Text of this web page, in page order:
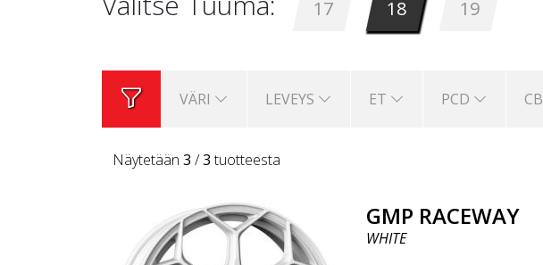
17 18 19
VÄRI LEVEYS ET PCD CB
Näytetään 3 /3tuotteesta
GMP RACEWAY
WHITE